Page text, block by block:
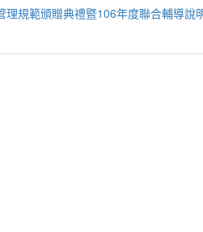
理規範頒贈典禮暨106年度聯合輔導說